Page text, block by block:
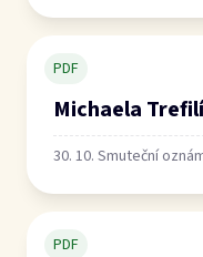
PDF
Michaela
30. 10. Smuteční
PDF